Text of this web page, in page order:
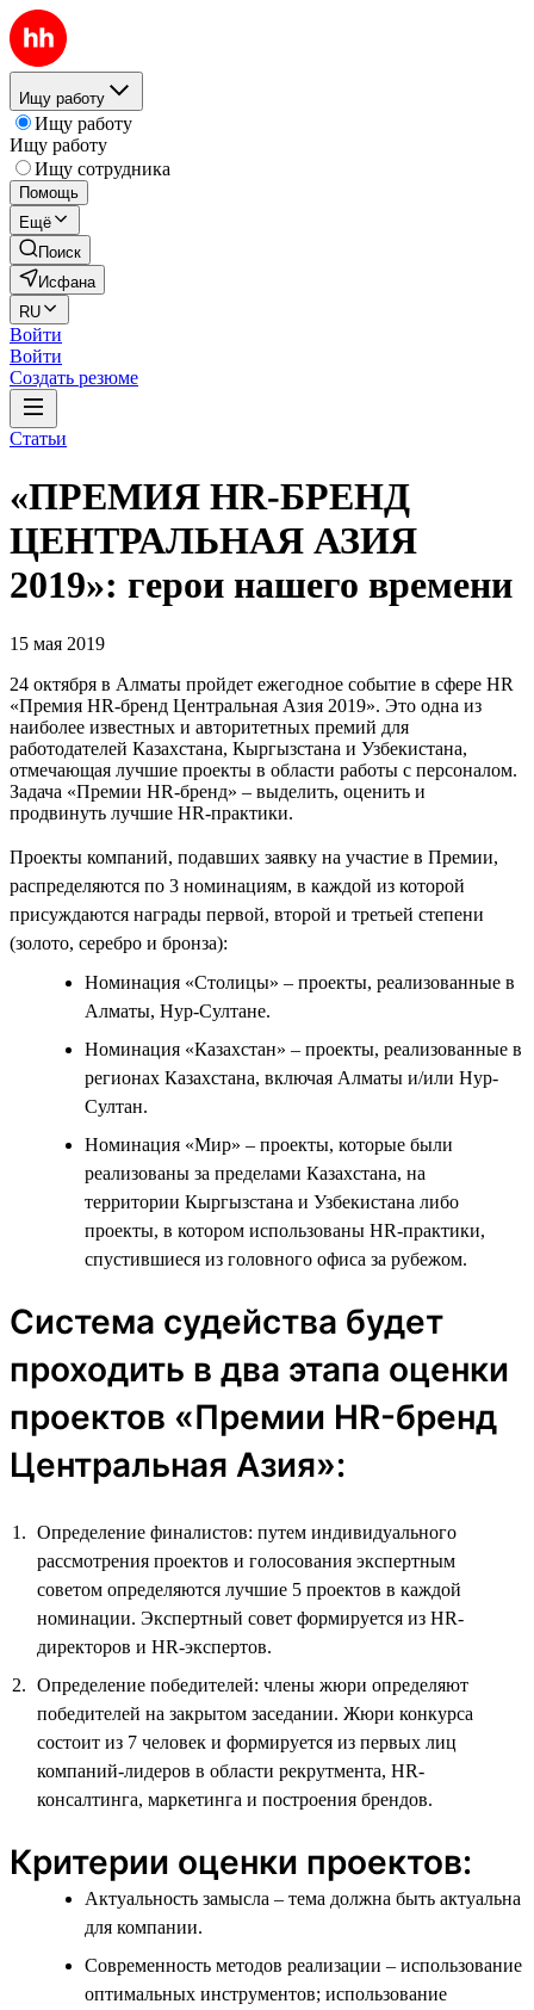
Ищу работу
Ищу работу
Ищу работу
Ищу сотрудника
Помощь
Ещё
Поиск
Исфана
RU
Войти
Войти
Создать резюме
Статьи
«ПРЕМИЯ HR-БРЕНД
ЦЕНТРАЛЬНАЯ АЗИЯ
2019»: герои нашего времени
15 мая 2019
24 октября в Алматы пройдет ежегодное событие в сфере HR
«Премия HR-бренд Центральная Азия 2019». Это одна из
наиболее известных и авторитетных премий для
работодателей Казахстана, Кыргызстана и Узбекистана,
отмечающая лучшие проекты в области работы с персоналом.
Задача «Премии HR-бренд» – выделить, оценить и
продвинуть лучшие HR-практики.
Проекты компаний, подавших заявку на участие в Премии,
распределяются по 3 номинациям, в каждой из которой
присуждаются награды первой, второй и третьей степени
(золото, серебро и бронза):
Номинация «Столицы» – проекты, реализованные в
Алматы, Нур-Султане.
Номинация «Казахстан» – проекты, реализованные в
регионах Казахстана, включая Алматы и/или Нур-
Султан.
Номинация «Мир» – проекты, которые были
реализованы за пределами Казахстана, на
территории Кыргызстана и Узбекистана либо
проекты, в котором использованы HR-практики,
спустившиеся из головного офиса за рубежом.
Система судейства будет
проходить в два этапа оценки
проектов «Премии HR-бренд
Центральная Азия»:
Определение финалистов: путем индивидуального
рассмотрения проектов и голосования экспертным
советом определяются лучшие 5 проектов в каждой
номинации. Экспертный совет формируется из HR-
директоров и HR-экспертов.
Определение победителей: члены жюри определяют
победителей на закрытом заседании. Жюри конкурса
состоит из 7 человек и формируется из первых лиц
компаний-лидеров в области рекрутмента, HR-
консалтинга, маркетинга и построения брендов.
Критерии оценки проектов:
Актуальность замысла – тема должна быть актуальна
для компании.
Современность методов реализации – использование
оптимальных инструментов; использование